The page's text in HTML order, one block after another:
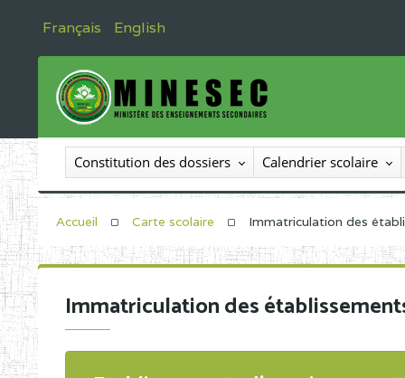
Français English
Constitution des dossiers Calendrier scolaire
Accueil Carte scolaire Immatriculation des
Immatriculation des